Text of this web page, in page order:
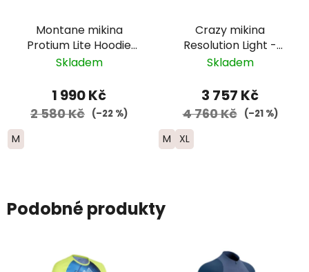
Montane mikina
Protium Lite Hoodie
zip - pánská -
Skladem
1 990 Kč
2 580 Kč (–22 %)
M
Crazy mikina
Resolution Light -
pánská -
Skladem
3 757 Kč
4 760 Kč (–21 %)
M XL
Podobné produkty